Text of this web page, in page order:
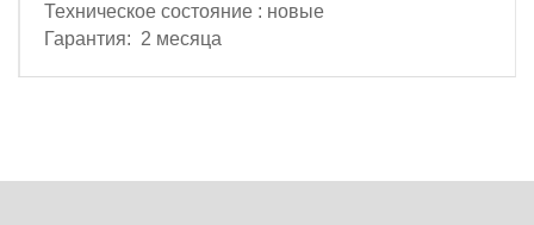
Техническое состояние : новые
Гарантия: 2 месяца